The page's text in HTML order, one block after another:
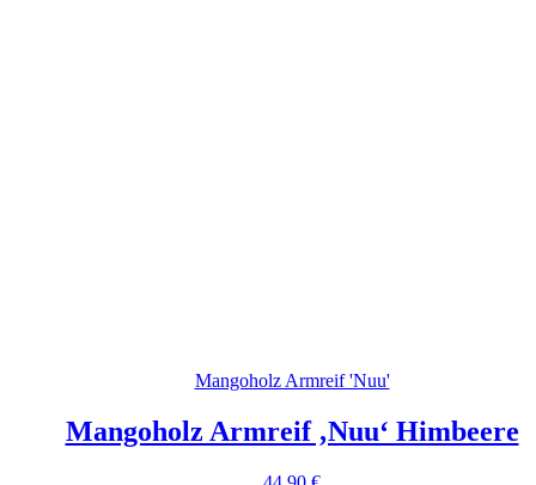
Mangoholz Armreif 'Nuu'
Mangoholz Armreif ‚Nuu‘ Himbeere